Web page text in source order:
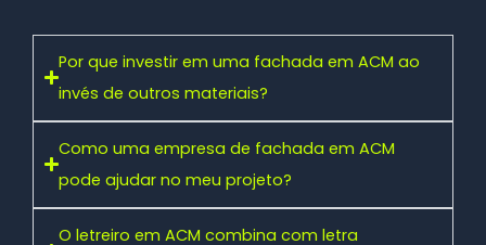
Por que investir em uma fachada em ACM ao
invés de outros materiais?
Como uma empresa de fachada em ACM
pode ajudar no meu projeto?
O letreiro em ACM combina com letra